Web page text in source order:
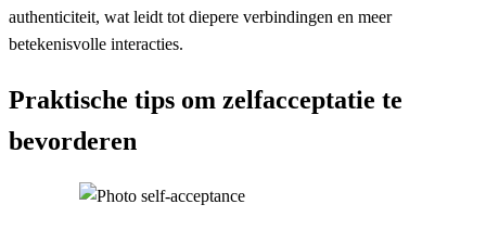
authenticiteit, wat leidt tot diepere verbindingen en meer
betekenisvolle interacties.
Praktische tips om zelfacceptatie te
bevorderen